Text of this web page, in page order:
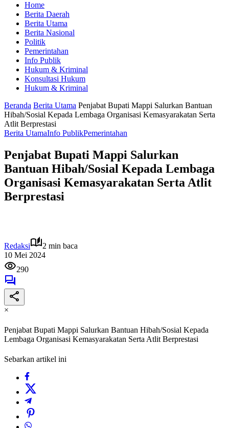
Home
Berita Daerah
Berita Utama
Berita Nasional
Politik
Pemerintahan
Info Publik
Hukum & Kriminal
Konsultasi Hukum
Hukum & Kriminal
Beranda Berita Utama Penjabat Bupati Mappi Salurkan Bantuan
Hibah/Sosial Kepada Lembaga Organisasi Kemasyarakatan Serta
Atlit Berprestasi
Berita UtamaInfo PublikPemerintahan
Penjabat Bupati Mappi Salurkan
Bantuan Hibah/Sosial Kepada Lembaga
Organisasi Kemasyarakatan Serta Atlit
Berprestasi
Redaksi
2 min baca
10 Mei 2024
290
×
Penjabat Bupati Mappi Salurkan Bantuan Hibah/Sosial Kepada
Lembaga Organisasi Kemasyarakatan Serta Atlit Berprestasi
Sebarkan artikel ini